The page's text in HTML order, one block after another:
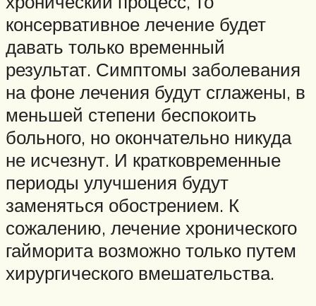
консервативное лечение будет
давать только временный
результат. Симптомы заболевания
на фоне лечения будут сглажены, в
меньшей степени беспокоить
больного, но окончательно никуда
не исчезнут. И кратковременные
периоды улучшения будут
заменяться обострением. К
сожалению, лечение хронического
гайморита возможно только путем
хирургического вмешательства.